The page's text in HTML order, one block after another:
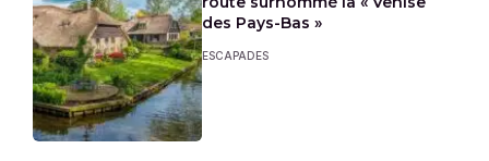
des Pays-Bas »
ESCAPADES